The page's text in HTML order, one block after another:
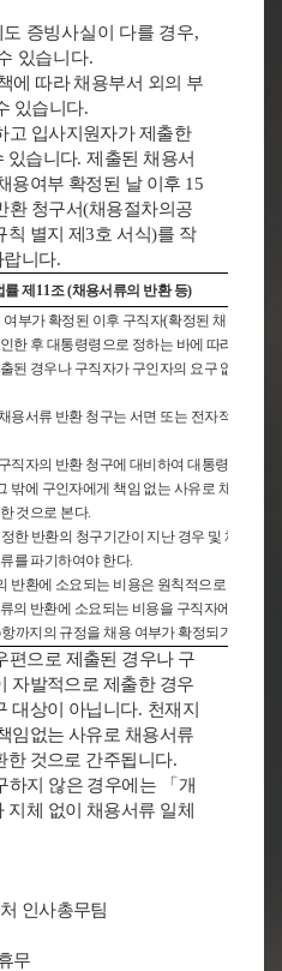
증빙사실이 다를 경우,
있습니다.
에 따라 채용부서 외의 부
있습니다.
고 입사지원자가 제출한
있습니다.제출된 채용서
용여부 확정된 날 이후 15
환 청구서(채용절차의공
칙 별지 제3호 서식)를 작
랍니다.
제 11조(채용서류의 반환 등)
부가 확정된 이후 구직자(확정된 채용대상
한 후 대통령령으로 정하는 바에 따라 반환하
된 경우나 구직자가 구인자의 요구 없이 자
용서류 반환 청구는 서면 또는 전자적 방법
직자의 반환 청구에 대비하여 대통령령으로
밖에 구인자에게 책임 없는 사유로 채용서류
것으로 본다.
한 반환의 청구기간이 지난 경우 및 채용서
를 파기하여야 한다.
반환에 소요되는 비용은 원칙적으로 구인자
의 반환에 소요되는 비용을 구직자에게 부담
항까지의 규정을 채용 여부가 확정되기 전까
편으로 제출된 경우나 구
자발적으로 제출한 경우
대상이 아닙니다. 천재지
임없는 사유로 채용서류
한 것으로 간주됩니다.
하지 않은 경우에는 「 개
지체 없이 채용서류 일체
인사총무팀
무